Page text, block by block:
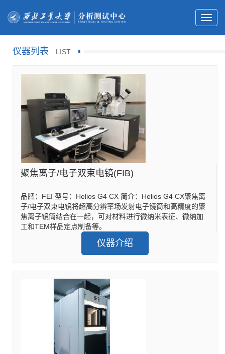
仪器列表 LIST
聚焦离子/电子双束电镜(FIB)
品牌：FEI 型号：Helios G4 CX 简介：Helios G4 CX聚焦离
子/电子双束电镜将超高分辨率场发射电子镜筒和高精度的聚
焦离子镜筒结合在一起，可对材料进行微纳米表征、微纳加
工和TEM样品定点制备等。
仪器介绍